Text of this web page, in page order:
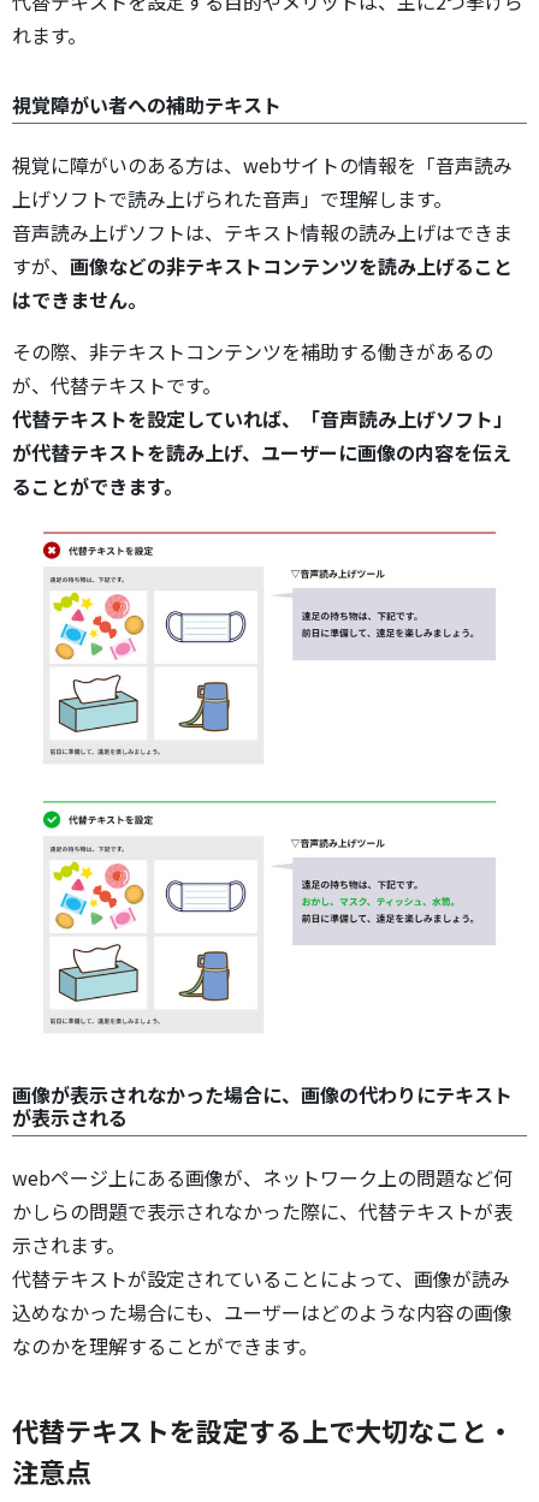
れます。
視覚障がい者への補助テキスト
視覚に障がいのある方は、webサイトの情報を「音声読み
上げソフトで読み上げられた音声」で理解します。
音声読み上げソフトは、テキスト情報の読み上げはできま
すが、 画像などの非テキストコンテンツを読み上げること
はできません。
その際、非テキストコンテンツを補助する働きがあるの
が、代替テキストです。
代替テキストを設定していれば、「音声読み上げソフト」
が代替テキストを読み上げ、ユーザーに画像の内容を伝え
ることができます。
画像が表示されなかった場合に、画像の代わりにテキスト
が表示される
webページ上にある画像が、ネットワーク上の問題など何
かしらの問題で表示されなかった際に、代替テキストが表
示されます。
代替テキストが設定されていることによって、画像が読み
込めなかった場合にも、ユーザーはどのような内容の画像
なのかを理解することができます。
代替テキストを設定する上で大切なこと・
注意点